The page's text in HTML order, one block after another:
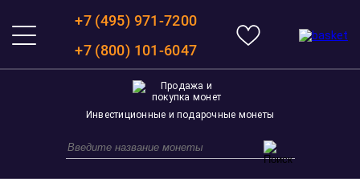
+7 (495) 971-7200
+7 (800) 101-6047
Инвестиционные и подарочные монеты